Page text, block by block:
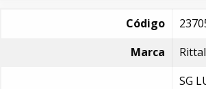
Código
Marca
Rittal
SG